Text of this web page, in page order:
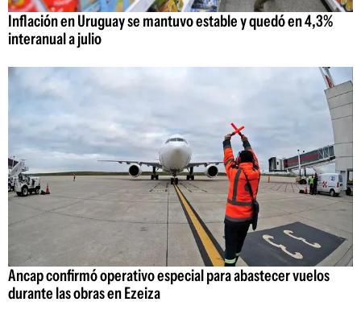
Inflación en Uruguay se mantuvo estable y quedó en 4,3%
interanual a julio
Ancap confirmó operativo especial para abastecer vuelos
durante las obras en Ezeiza